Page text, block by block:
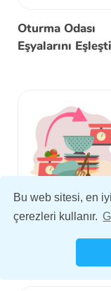
Bu web sitesi, en
çerezleri kullanır.
Oturma Odası
Eşyalarını
Mutfak